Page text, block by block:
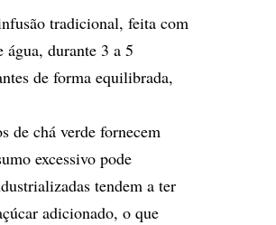
tradicional, feita com
água, durante 3 a 5
de forma equilibrada,
de chá verde fornecem
excessivo pode
tendem a ter
adicionado, o que